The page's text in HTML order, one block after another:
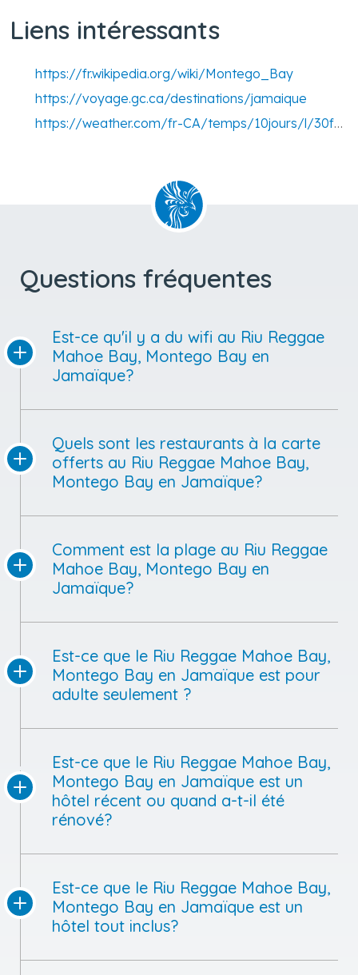
Liens intéressants
https://fr.wikipedia.org/wiki/Montego_Bay
https://voyage.gc.ca/destinations/jamaique
https://weather.com/fr-CA/temps/10jours/l/30f7a8b56e5cff7d9dd6b4cb0afb6aca995d778810c53290c36037bca9709d4c
Questions fréquentes
Est-ce qu'il y a du wifi au Riu Reggae
Mahoe Bay, Montego Bay en
Jamaïque?
Quels sont les restaurants à la carte
offerts au Riu Reggae Mahoe Bay,
Montego Bay en Jamaïque?
Comment est la plage au Riu Reggae
Mahoe Bay, Montego Bay en
Jamaïque?
Est-ce que le Riu Reggae Mahoe Bay,
Montego Bay en Jamaïque est pour
adulte seulement ?
Est-ce que le Riu Reggae Mahoe Bay,
Montego Bay en Jamaïque est un
hôtel récent ou quand a-t-il été
rénové?
Est-ce que le Riu Reggae Mahoe Bay,
Montego Bay en Jamaïque est un
hôtel tout inclus?